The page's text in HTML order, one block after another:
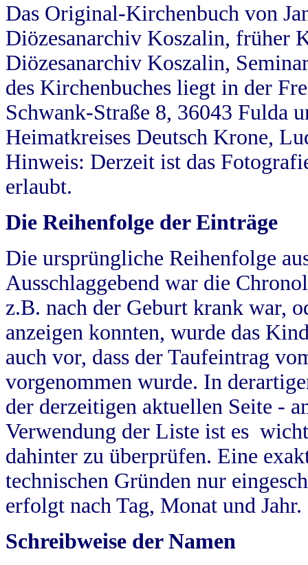
Das Original-Kirchenbuch von
Diözesanarchiv Koszalin, früher
Diözesanarchiv Koszalin,
des Kirchenbuches liegt in der
Schwank-Straße 8, 36043 Fulda
Heimatkreises Deutsch Krone,
Hinweis: Derzeit ist das
erlaubt.
Die Reihenfolge der Einträge
Die ursprüngliche Reihenfolge
Ausschlaggebend war die
z.B. nach der Geburt krank war,
anzeigen konnten, wurde das
auch vor, dass der Taufeintrag
vorgenommen wurde. In
der derzeitigen aktuellen Seite -
Verwendung der Liste ist es
dahinter zu überprüfen. Eine
technischen Gründen nur
erfolgt nach Tag, Monat und Jahr.
Schreibweise der Namen